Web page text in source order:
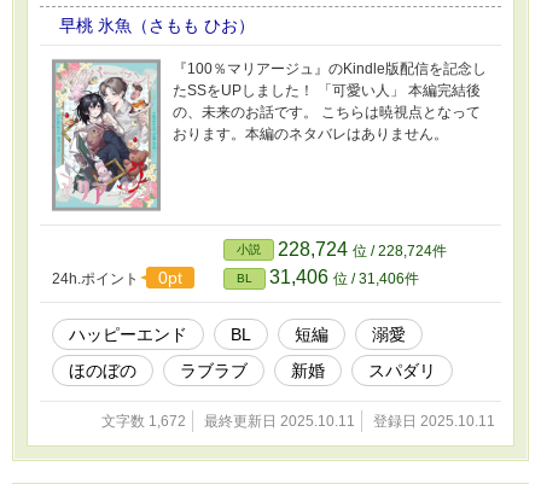
早桃 氷魚（さもも ひお）
『100％マリアージュ』のKindle版配信を記念し
たSSをUPしました！ 「可愛い人」 本編完結後
の、未来のお話です。 こちらは暁視点となって
おります。本編のネタバレはありません。
24h.ポイント 0pt
小説 228,724 位 / 228,724件
BL 31,406 位 / 31,406件
ハッピーエンド BL 短編
溺愛
ほのぼの
ラブラブ 新婚 スパダリ
文字数 1,672 最終更新日 2025.10.11 登録日 2025.10.11